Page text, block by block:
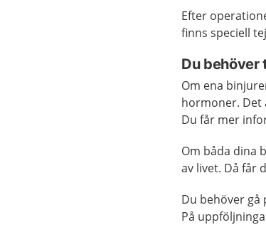
Efter
finns speciell
Du behöver
Om ena
hormoner. Det
Du får mer
Om båda dina
av livet. Då får
Du behöver
På